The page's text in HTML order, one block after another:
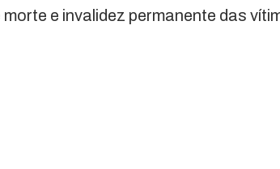
e invalidez permanente das